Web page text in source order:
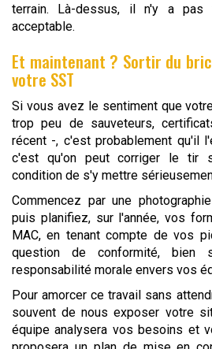
terrain. Là-dessus, il n'y a pas
acceptable.
Et maintenant ? Sortir du
votre SST
Si vous avez le sentiment que
trop peu de sauveteurs,
récent -, c'est probablement qu'il
c'est qu'on peut corriger le tir
condition de s'y mettre
Commencez par une
puis planifiez, sur l'année, vos
MAC, en tenant compte de vos
question de conformité, bien
responsabilité morale envers vos
Pour amorcer ce travail sans
souvent de nous exposer votre
équipe analysera vos besoins et